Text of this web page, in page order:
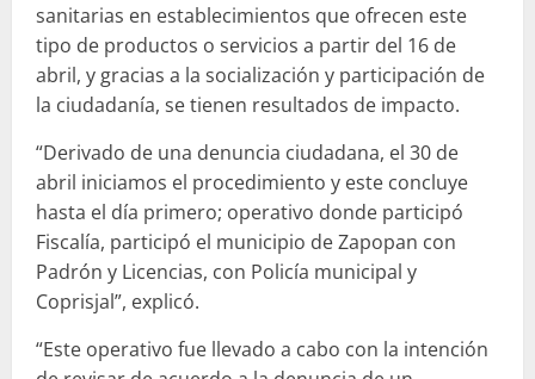
sanitarias en establecimientos que ofrecen este
tipo de productos o servicios a partir del 16 de
abril, y gracias a la socialización y participación de
la ciudadanía, se tienen resultados de impacto.
“Derivado de una denuncia ciudadana, el 30 de
abril iniciamos el procedimiento y este concluye
hasta el día primero; operativo donde participó
Fiscalía, participó el municipio de Zapopan con
Padrón y Licencias, con Policía municipal y
Coprisjal”, explicó.
“Este operativo fue llevado a cabo con la intención